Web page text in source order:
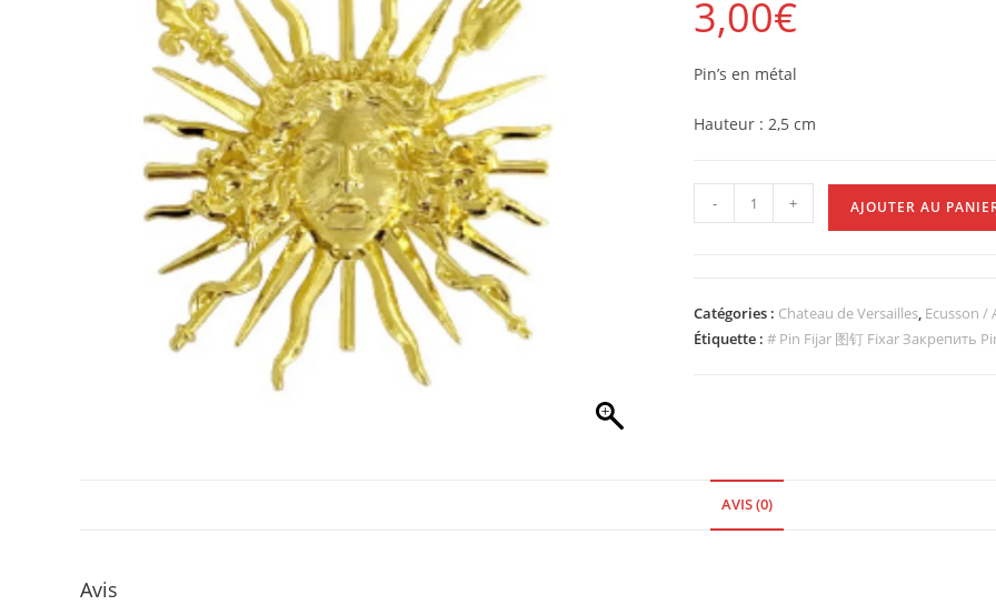
3,00€
Pin’s en métal
Hauteur : 2,5 cm
- + AJOUTER AU
Catégories : Chateau de Versailles, Ecusson /
Étiquette : # Pin Fijar 图钉 Fixar Закрепить
AVIS (0)
Avis